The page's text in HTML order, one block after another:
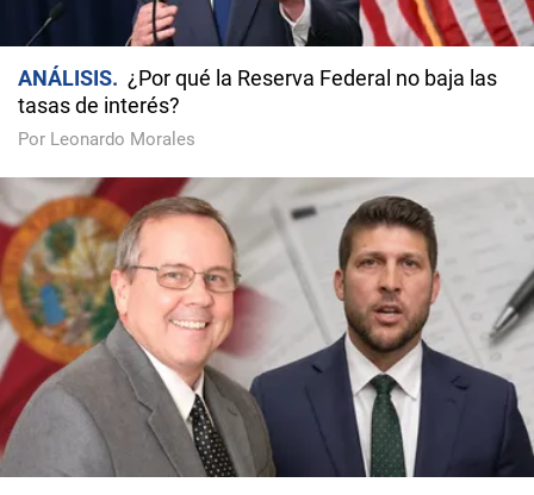
ANÁLISIS
¿Por qué la Reserva Federal no baja las
tasas de interés?
Por Leonardo Morales